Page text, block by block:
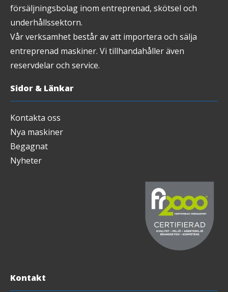
försäljningsbolag inom entreprenad, skötsel och
underhållssektorn.
Vår verksamhet består av att importera och sälja
entreprenad maskiner. Vi tillhandahåller även
reservdelar och service.
Sidor & Länkar
Kontakta oss
Nya maskiner
Begagnat
Nyheter
Kontakt